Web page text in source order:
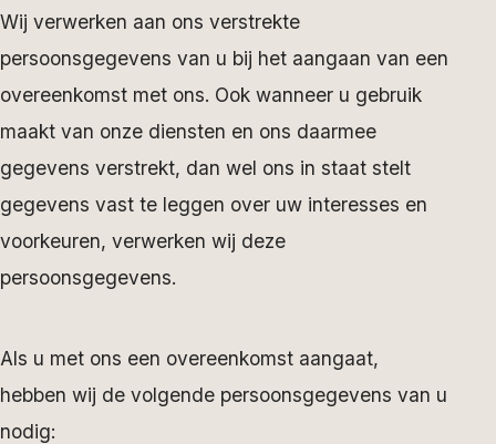
Wij verwerken aan ons verstrekte
persoonsgegevens van u bij het aangaan van een
overeenkomst met ons. Ook wanneer u gebruik
maakt van onze diensten en ons daarmee
gegevens verstrekt, dan wel ons in staat stelt
gegevens vast te leggen over uw interesses en
voorkeuren, verwerken wij deze
persoonsgegevens.
Als u met ons een overeenkomst aangaat,
hebben wij de volgende persoonsgegevens van u
nodig: